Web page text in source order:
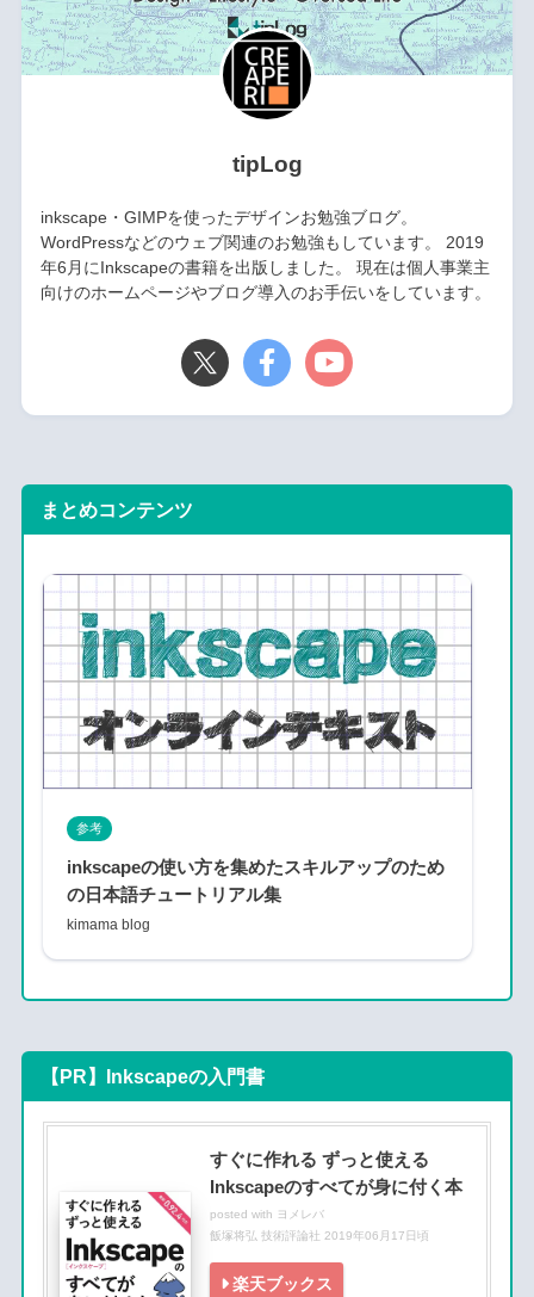
tipLog
inkscape・GIMPを使ったデザインお勉強ブログ。
WordPressなどのウェブ関連のお勉強もしています。 2019
年6月にInkscapeの書籍を出版しました。 現在は個人事業主
向けのホームページやブログ導入のお手伝いをしています。
まとめコンテンツ
参考
inkscapeの使い方を集めたスキルアップのため
の日本語チュートリアル集
kimama blog
【PR】Inkscapeの入門書
すぐに作れる ずっと使える
Inkscapeのすべてが身に付く本
posted with ヨメレバ
飯塚将弘 技術評論社 2019年06月17日頃
楽天ブックス